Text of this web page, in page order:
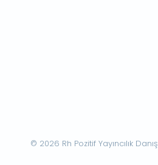
© 2026 Rh Pozitif Yayıncılık